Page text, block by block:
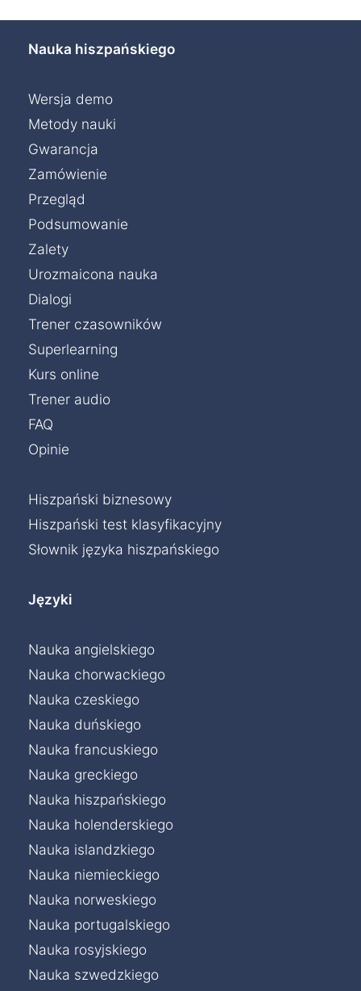
Nauka hiszpańskiego
Wersja demo
Metody nauki
Gwarancja
Zamówienie
Przegląd
Podsumowanie
Zalety
Urozmaicona nauka
Dialogi
Trener czasowników
Superlearning
Kurs online
Trener audio
FAQ
Opinie
Hiszpański biznesowy
Hiszpański test klasyfikacyjny
Słownik języka hiszpańskiego
Języki
Nauka angielskiego
Nauka chorwackiego
Nauka czeskiego
Nauka duńskiego
Nauka francuskiego
Nauka greckiego
Nauka hiszpańskiego
Nauka holenderskiego
Nauka islandzkiego
Nauka niemieckiego
Nauka norweskiego
Nauka portugalskiego
Nauka rosyjskiego
Nauka szwedzkiego